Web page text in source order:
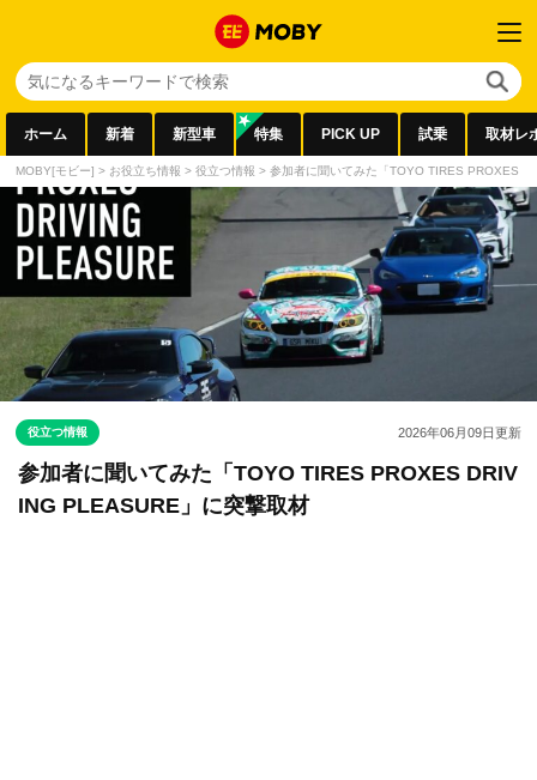
ホーム 新着 新型車 特集 PICK UP 試乗 取材レ
MOBY[モビー] > お役立ち情報 > 役立つ情報 > 参加者に聞いてみた「TOYO TIRES PROXES
役立つ情報 2026年06月09日更新
参加者に聞いてみた「TOYO TIRES PROXES DRIV
ING PLEASURE」に突撃取材